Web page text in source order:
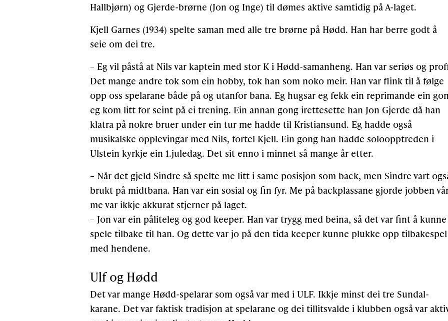
Hallbjørn) og Gjerde-brørne (Jon og Inge) til dømes aktive samtidig på A-laget.
Kjell Garnes (1934) spelte saman med alle tre brørne på Hødd. Han har berre godt å
seie om dei tre.
– Eg vil påstå at Nils var kaptein med stor K i Hødd-samanheng. Han var seriøs og
Det mange andre tok som ein hobby, tok han som noko meir. Han var flink til å følge
opp oss spelarane både på og utanfor bana. Eg hugsar eg fekk ein reprimande ein
eg kom litt for seint på ei trening. Ein annan gong irettesette han Jon Gjerde då han
klatra på nokre bruer under ein tur me hadde til Kristiansund. Eg hadde også
musikalske opplevingar med Nils, fortel Kjell. Ein gong han hadde soloopptreden i
Ulstein kyrkje ein 1.juledag. Det sit enno i minnet så mange år etter.
– Når det gjeld Sindre så spelte me litt i same posisjon som back, men Sindre vart
brukt på midtbana. Han var ein sosial og fin fyr. Me på backplassane gjorde jobben
me var ikkje akkurat stjerner på laget.
– Jon var ein påliteleg og god keeper. Han var trygg med beina, så det var fint å kunne
spele tilbake til han. Og dette var jo på den tida keeper kunne plukke opp tilbakespel
med hendene.
Ulf og Hødd
Det var mange Hødd-spelarar som også var med i ULF. Ikkje minst dei tre Sundal-
karane. Det var faktisk tradisjon at spelarane og dei tillitsvalde i klubben også var